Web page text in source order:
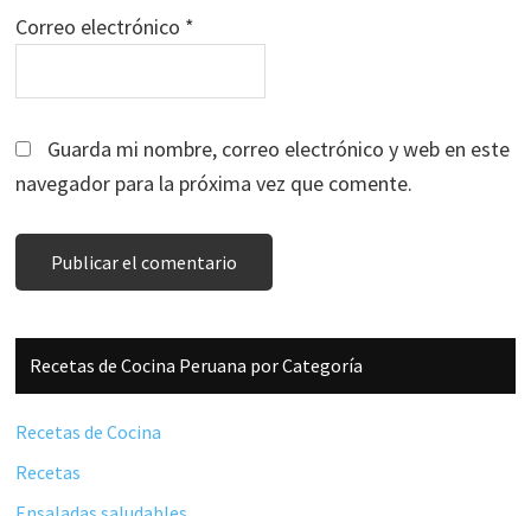
Correo electrónico *
Guarda mi nombre, correo electrónico y web en este
navegador para la próxima vez que comente.
Barra
lateral
principal
Recetas de Cocina Peruana por Categoría
Recetas de Cocina
Recetas